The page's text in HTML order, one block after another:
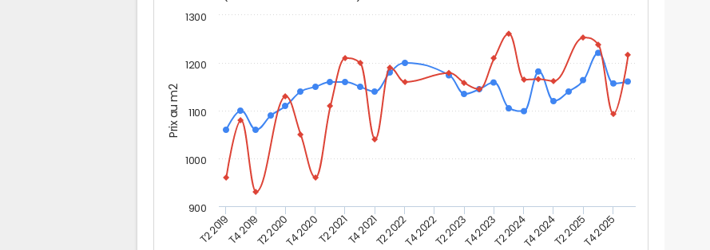
Prix au m2
T2 2019T4 2019T2 2020T4 2020T2 2021T4 2021T2 2022T4 2022T2 2023T4 2023T2 2024T4 2024T2 2025T4 2025
900
1000
1100
1200
1300